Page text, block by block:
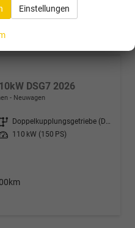
DSG7 2026
Neuwagen
Getriebe
Doppelkupplungsgetriebe (DSG)
Leistung 110 kW (150 PS)
Einstellungen